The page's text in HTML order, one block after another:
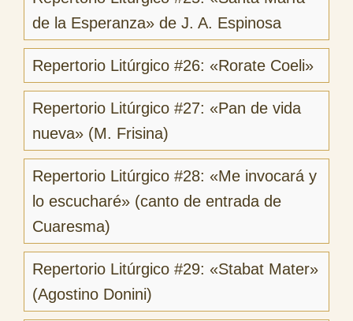
de la Esperanza» de J. A. Espinosa
Repertorio Litúrgico #26: «Rorate Coeli»
Repertorio Litúrgico #27: «Pan de vida
nueva» (M. Frisina)
Repertorio Litúrgico #28: «Me invocará y
lo escucharé» (canto de entrada de
Cuaresma)
Repertorio Litúrgico #29: «Stabat Mater»
(Agostino Donini)